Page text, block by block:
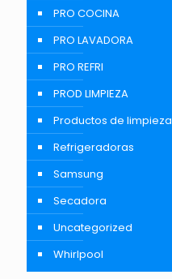
PRO COCINA
PRO LAVADORA
PRO REFRI
PROD LIMPIEZA
Productos de limpieza
Refrigeradoras
Samsung
Secadora
Uncategorized
Whirlpool